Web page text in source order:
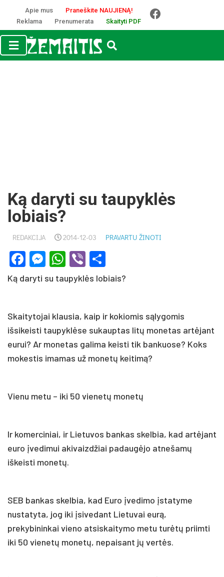
Apie mus
Praneškite NAUJIENĄ!
Reklama
Prenumerata Skaityti PDF
Ką daryti su taupyklės
lobiais?
REDAKCIJA 2014-12-03 PRAVARTU ŽINOTI
Facebook
Messenger
WhatsApp
Viber
Ką daryti su taupyklės lobiais?
Skaitytojai klausia, kaip ir kokiomis sąlygomis
išsikeisti taupyklėse sukauptas litų monetas artėjant
eurui? Ar monetas galima keisti tik bankuose? Koks
mokestis imamas už monetų keitimą?
Vienu metu – iki 50 vienetų monetų
Ir komerciniai, ir Lietuvos bankas skelbia, kad artėjant
euro įvedimui akivaizdžiai padaugėjo atnešamų
iškeisti monetų.
SEB bankas skelbia, kad Euro įvedimo įstatyme
nustatyta, jog iki įsivedant Lietuvai eurą,
prekybininkai vieno atsiskaitymo metu turėtų priimti
iki 50 vienetų monetų, nepaisant jų vertės.